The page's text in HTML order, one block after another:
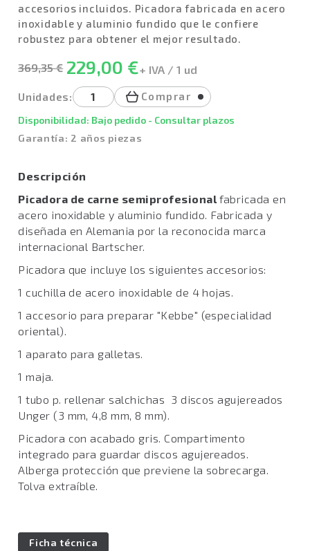
accesorios incluidos. Picadora fabricada en acero
inoxidable y aluminio fundido que le confiere
robustez para obtener el mejor resultado.
369,35 € 229,00 €+ IVA / 1 ud
Unidades: Comprar
Disponibilidad: Bajo pedido - Consultar plazos
Garantía: 2 años piezas
Descripción
Picadora de carne semiprofesional fabricada en
acero inoxidable y aluminio fundido. Fabricada y
diseñada en Alemania por la reconocida marca
internacional Bartscher.
Picadora que incluye los siguientes accesorios:
1 cuchilla de acero inoxidable de 4 hojas.
1 accesorio para preparar "Kebbe" (especialidad
oriental).
1 aparato para galletas.
1 maja.
1 tubo p. rellenar salchichas 3 discos agujereados
Unger (3 mm, 4,8 mm, 8 mm).
Picadora con acabado gris. Compartimento
integrado para guardar discos agujereados.
Alberga protección que previene la sobrecarga.
Tolva extraíble.
Ficha técnica